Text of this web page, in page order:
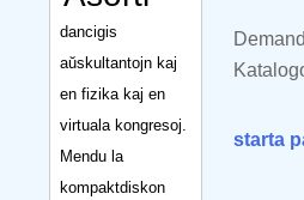
dancigis
aŭskultantojn kaj
en fizika kaj en
virtuala kongresoj.
Mendu la
kompaktdiskon
starta